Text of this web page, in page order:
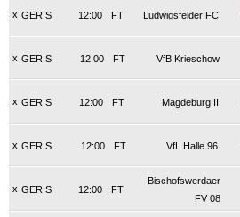
x GER S FT
12:00 Ludwigsfelder FC
x GER S FT
12:00 VfB Krieschow
x GER S FT
12:00 Magdeburg II
x GER S FT
12:00 VfL Halle 96
x GER S FT
12:00
Bischofswerdaer
FV 08